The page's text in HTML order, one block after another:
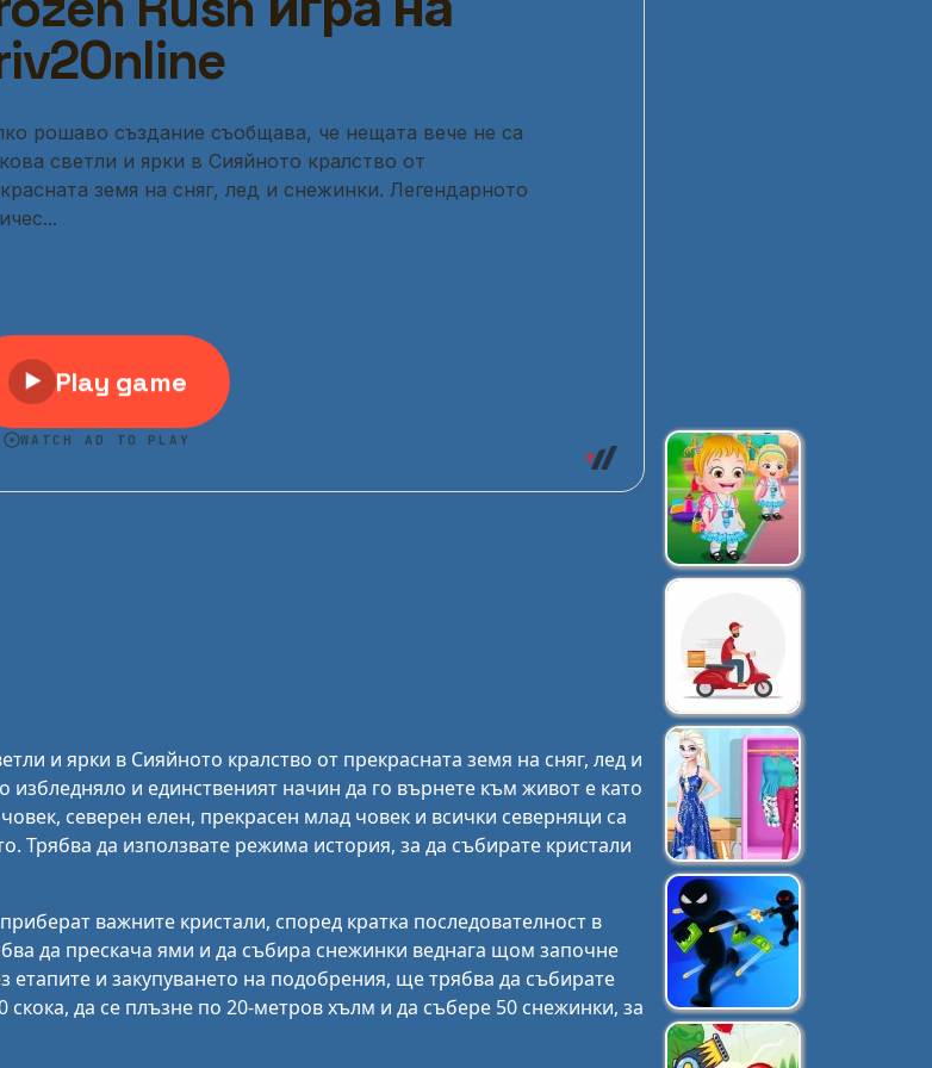
и ярки в Сияйното кралство от прекрасната земя на сняг, лед и
и единственият начин да го върнете към живот е като
северен елен, прекрасен млад човек и всички северняци са
Трябва да използвате режима история, за да събирате кристали
важните кристали, според кратка последователност в
да прескача ями и да събира снежинки веднага щом започне
етапите и закупуването на подобрения, ще трябва да събирате
да се плъзне по 20-метров хълм и да събере 50 снежинки, за